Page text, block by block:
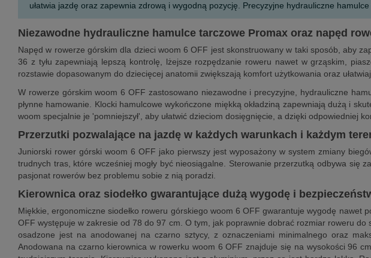
ułatwia jazdę oraz zapewnia zdrową i wygodną pozycję. Precyzyjne hydrauliczne
Niezawodne hydrauliczne hamulce tarczowe Promax oraz napęd
Napęd w rowerze górskim dla dzieci woom 6 OFF jest skonstruowany w taki sposób, aby
36 z tyłu zapewniają lepszą kontrolę, lżejsze rozpędzanie roweru nawet w grząskim,
rozstawie dopasowanym do dziecięcej anatomii zwiększają komfort użytkowania oraz
W rowerze górskim woom 6 OFF zastosowano niezawodne i precyzyjne, hydrauliczne
płynne hamowanie. Klocki hamulcowe wykończone miękką okładziną zapewniają dużą i
woom specjalnie je 'pomniejszył', aby ułatwić dzieciom dosięgnięcie, a dzięki odpowiedniej
Przerzutki pozwalające na jazdę w każdych warunkach i każdym
Juniorski rower górski woom 6 OFF jako pierwszy jest wyposażony w system zmiany
trudnych tras, które wcześniej mogły być nieosiągalne. Sterowanie przerzutką odbywa się
pasjonat rowerów bez problemu sobie z nią poradzi.
Kierownica oraz siodełko gwarantujące dużą wygodę i
Miękkie, ergonomiczne siodełko roweru górskiego woom 6 OFF gwarantuje wygodę
OFF występuje w zakresie od 78 do 97 cm. O tym, jak poprawnie dobrać rozmiar roweru
osadzone jest na anodowanej na czarno sztycy, z oznaczeniami minimalnego oraz
Anodowana na czarno kierownica w rowerku woom 6 OFF znajduje się na wysokości 96